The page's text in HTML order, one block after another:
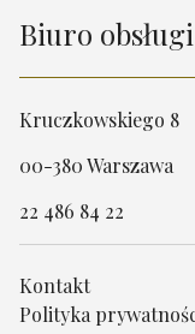
Biuro
Kruczkowskiego 8
00-380 Warszawa
22 486 84 22
Kontakt
Polityka